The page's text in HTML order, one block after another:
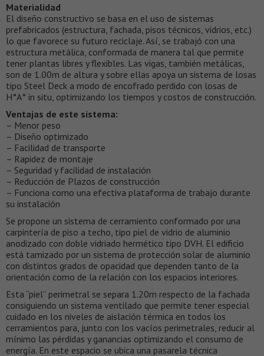
Materialidad
El diseño constructivo se basa en el uso de sistemas
prefabricados (estructura, fachada, pisos técnicos, vidrios, etc.)
lo que favorece su futuro reciclaje. Así, se trabajó con una
estructura metálica, conformada de manera tal que permite
tener plantas libres y flexibles. Las vigas, también metálicas,
son de 1.00m de altura y sobre ellas apoya un sistema de losas
tipo Steel Deck a modo de encofrado perdido con losas de
H°A° in situ, optimizando los tiempos y costos de construcción.
Ventajas de este sistema:
– Menor peso
– Diseño optimizado
– Facilidad de transporte
– Rapidez de montaje
– Seguridad y facilidad de instalación
– Reducción de Plazos de construcción
– Funciona como una efectiva plataforma de trabajo durante
su instalación
Se propone un sistema de cerramiento conformado por una
carpintería de piso a techo, tipo piel de vidrio de aluminio
anodizado con doble vidriado hermético tipo DVH. El edificio
está tamizado por un sistema de protección solar de aluminio
con distintos grados de opacidad que dependen tanto de la
orientación como de la relación con los espacios interiores.
Esta “piel” perimetral se separa 1.20m respecto de la fachada
consiguiendo un sistema ventilado que permite tener especial
cuidado en los niveles de aislación térmica en todos los
cerramientos para, junto con los vacíos perimetrales, reducir al
mínimo las pérdidas y ganancias optimizando el consumo de
energía. En este espacio se ubica una pasarela técnica